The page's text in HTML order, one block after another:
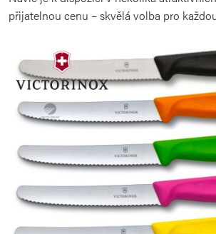
přijatelnou cenu – skvělá volba pro